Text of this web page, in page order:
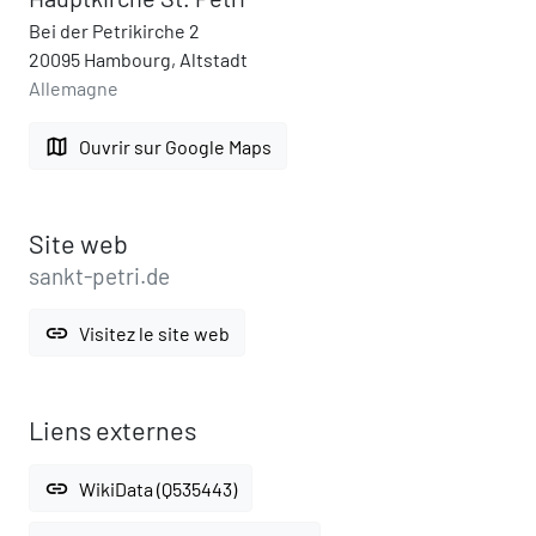
Bei der Petrikirche 2
20095 Hambourg, Altstadt
Allemagne
map Ouvrir sur Google Maps
Site web
sankt-petri.de
link Visitez le site web
Liens externes
link WikiData (Q535443)